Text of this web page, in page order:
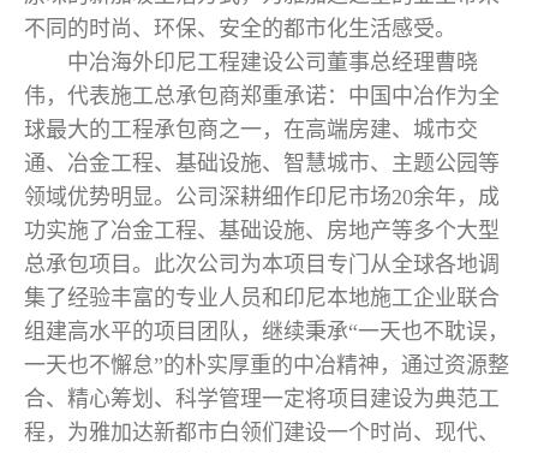
不同的时尚、环保、安全的都市化生活感受。
中冶海外印尼工程建设公司董事总经理曹晓
伟，代表施工总承包商郑重承诺：中国中冶作为全
球最大的工程承包商之一，在高端房建、城市交
通、冶金工程、基础设施、智慧城市、主题公园等
领域优势明显。公司深耕细作印尼市场20余年，成
功实施了冶金工程、基础设施、房地产等多个大型
总承包项目。此次公司为本项目专门从全球各地调
集了经验丰富的专业人员和印尼本地施工企业联合
组建高水平的项目团队，继续秉承“一天也不耽误，
一天也不懈怠”的朴实厚重的中冶精神，通过资源整
合、精心筹划、科学管理一定将项目建设为典范工
程，为雅加达新都市白领们建设一个时尚、现代、